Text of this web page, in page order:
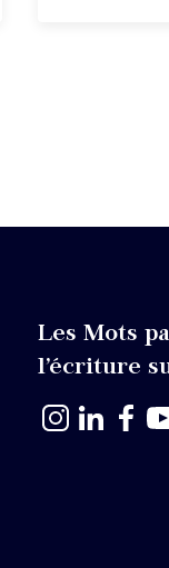
Les Mots
l’écriture